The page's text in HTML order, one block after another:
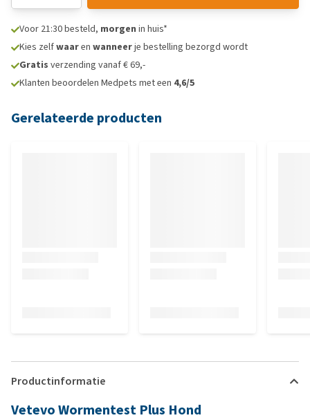
Voor 21:30 besteld, morgen in huis*
Kies zelfwaaren wanneerje bestelling bezorgd wordt
Gratis verzending vanaf € 69,-
Klanten beoordelen Medpets met een 4,6/5
Gerelateerde producten
Productinformatie
Vetevo Wormentest Plus Hond